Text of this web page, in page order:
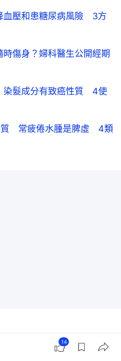
壓和患糖尿病風險 3方
傷身？婦科醫生公開經期
髮成分有致癌性質 4使
質 常疲倦水腫是脾虛 4類
變形！中醫藥浴療程內外兼
14